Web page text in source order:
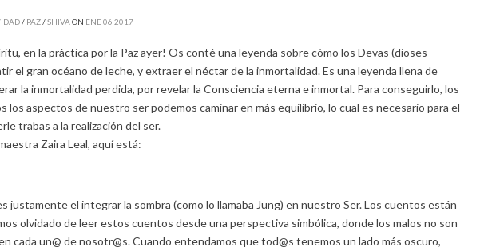
/ PAZ/SHIVA ON ENE06 2017
en la práctica por la Paz ayer! Os conté una leyenda sobre cómo los Devas (dioses
el gran océano de leche, y extraer el néctar de la inmortalidad. Es una leyenda llena de
la inmortalidad perdida, por revelar la Consciencia eterna e inmortal. Para conseguirlo, los
aspectos de nuestro ser podemos caminar en más equilibrio, lo cual es necesario para el
trabas a la realización del ser.
Zaira Leal, aquí está:
justamente el integrar la sombra (como lo llamaba Jung) en nuestro Ser. Los cuentos están
olvidado de leer estos cuentos desde una perspectiva simbólica, donde los malos no son
cada un@ de nosotr@s. Cuando entendamos que tod@s tenemos un lado más oscuro,